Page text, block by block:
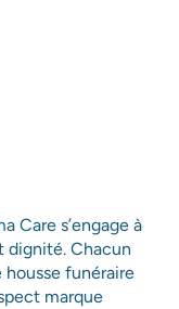
Care s’engage à
dignité. Chacun
housse funéraire
marque